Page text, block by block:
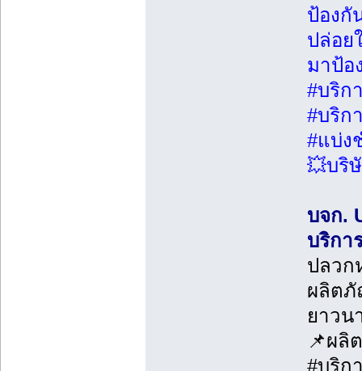
ป้องกั
ปล่อย
มาป้อ
#บริก
#บริก
#แบ่ง
💥บริ
บจก.
บริกา
ปลวก
ผลิตภั
ยาว
📌ผลิ
#บริก